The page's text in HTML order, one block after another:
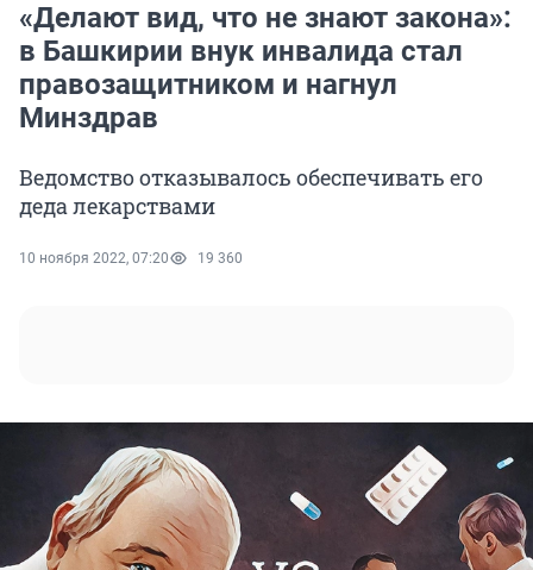
«Делают вид, что не знают закона»:
в Башкирии внук инвалида стал
правозащитником и нагнул
Минздрав
Ведомство отказывалось обеспечивать его
деда лекарствами
10 ноября 2022, 07:20 19 360